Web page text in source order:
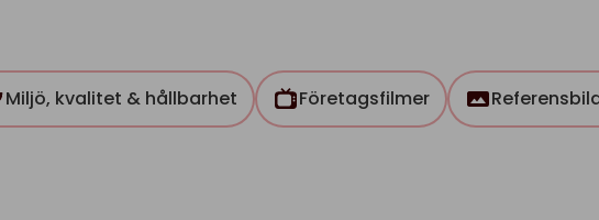
Miljö, kvalitet & hållbarhet Företagsfilmer